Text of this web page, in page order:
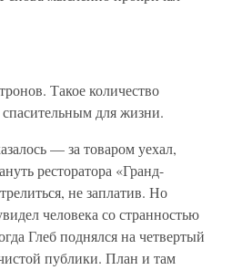
Такое количество
для жизни.
— за товаром уехал,
ресторатора «Гранд-
не заплатив. Но
человека со странностью
Глеб поднялся на четвертый
публики. План и там